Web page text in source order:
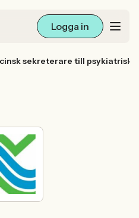
Logga in
sekreterare till